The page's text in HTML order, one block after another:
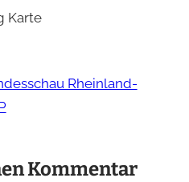
Rheinland-
Kommentar